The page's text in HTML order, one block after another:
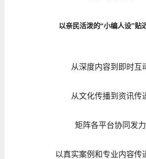
以亲民活泼的“小编人设”贴
从深度内容到即时互
从文化传播到资讯传
矩阵各平台协同发力
以真实案例和专业内容传